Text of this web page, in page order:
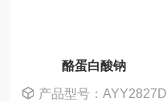
酪蛋白酸钠
产品型号：AYY2827D